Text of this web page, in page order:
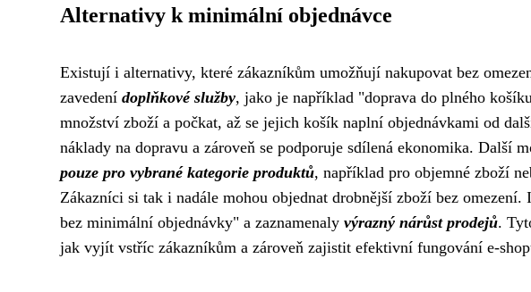
Alternativy k minimální objednávce
Existují i ​​alternativy, které zákazníkům umožňují nakupovat bez
zavedení doplňkové služby, jako je například "doprava do plného
množství zboží a počkat, až se jejich košík naplní objednávkami od
náklady na dopravu a zároveň se podporuje sdílená ekonomika. Další
pouze pro vybrané kategorie produktů, například pro objemné zboží
Zákazníci si tak i nadále mohou objednat drobnější zboží bez
bez minimální objednávky" a zaznamenaly výrazný nárůst prodejů.
jak vyjít vstříc zákazníkům a zároveň zajistit efektivní fungování e-